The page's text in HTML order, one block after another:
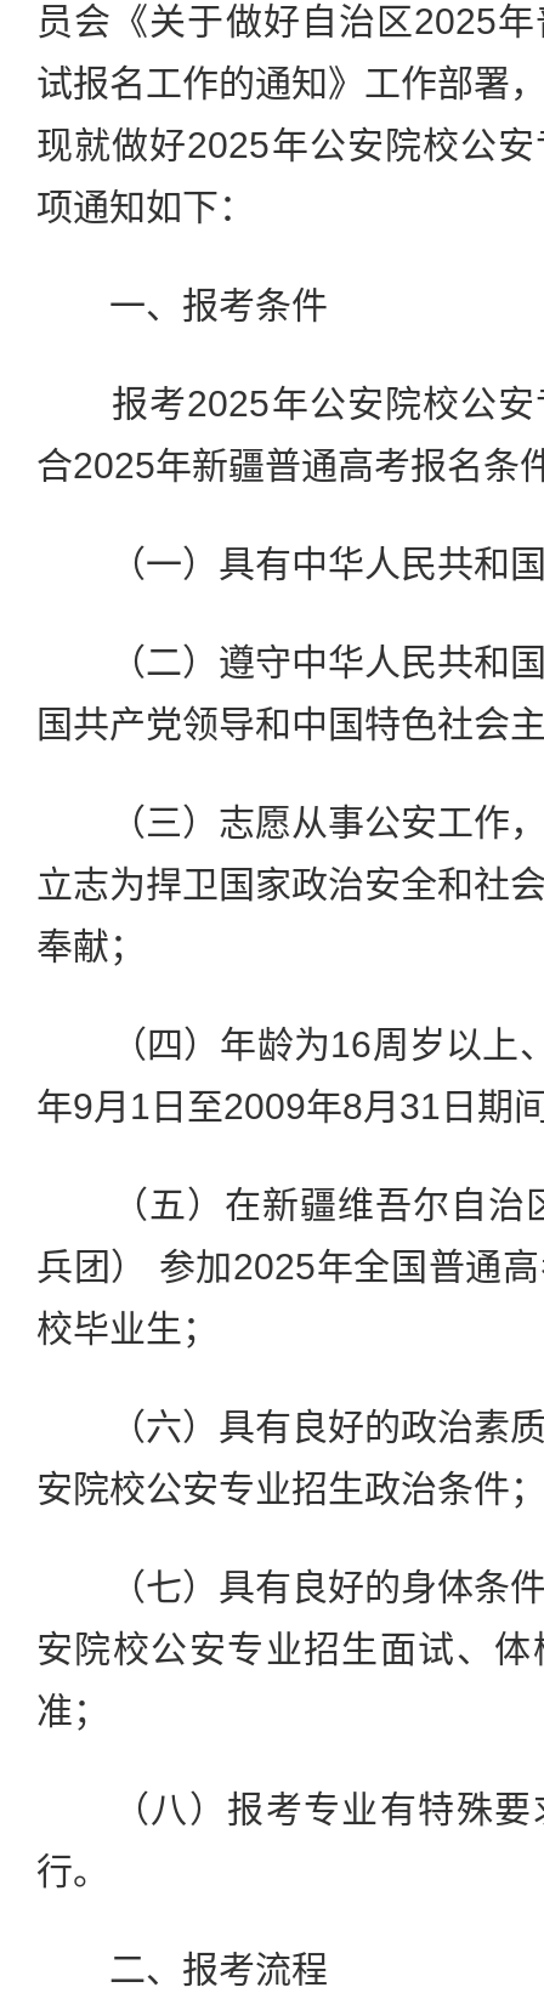
员会《关于做好自治区2025
试报名工作的通知》工作部署
现就做好2025年公安院校公
项通知如下：
一、报考条件
报考2025年公安院校公安
合2025年新疆普通高考报名条
（一）具有中华人民共和
（二）遵守中华人民共和国
国共产党领导和中国特色社会
（三）志愿从事公安工作，
立志为捍卫国家政治安全和社
奉献；
（四）年龄为16周岁以上
年9月1日至2009年8月31日期
（五）在新疆维吾尔自治
兵团） 参加2025年全国普通
校毕业生；
（六）具有良好的政治素质
安院校公安专业招生政治条件
（七）具有良好的身体条件
安院校公安专业招生面试、
准；
（八）报考专业有特殊要
行。
二、报考流程